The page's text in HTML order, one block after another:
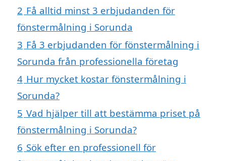
2 Få alltid minst 3 erbjudanden för
fönstermålning i Sorunda
3 Få 3 erbjudanden för fönstermålning i
Sorunda från professionella företag
4 Hur mycket kostar fönstermålning i
Sorunda?
5 Vad hjälper till att bestämma priset på
fönstermålning i Sorunda?
6 Sök efter en professionell för